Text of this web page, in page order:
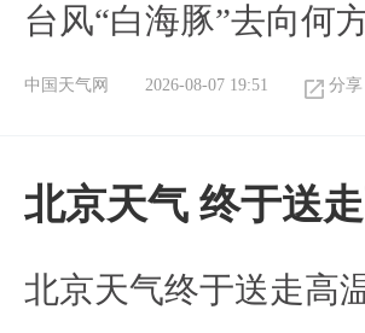
台风“白海豚”去向何
中国天气网 2026-08-07 19:51 分享
北京天气 终于送
北京天气终于送走高